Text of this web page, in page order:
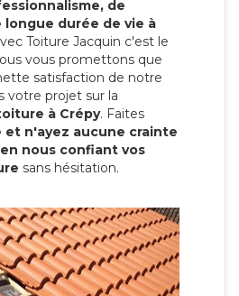
de
durée de vie à
Toiture Jacquin c'est le
vous promettons que
satisfaction de notre
votre projet sur la
à Crépy. Faites
et n'ayez aucune crainte
nous confiant vos
sans hésitation.